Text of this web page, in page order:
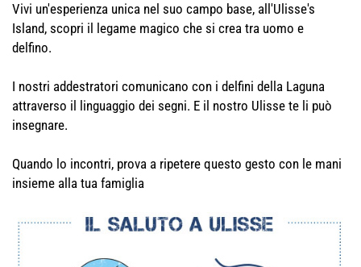
Vivi un'esperienza unica nel suo campo base, all'Ulisse's
Island, scopri il legame magico che si crea tra uomo e
delfino.
I nostri addestratori comunicano con i delfini della Laguna
attraverso il linguaggio dei segni. E il nostro Ulisse te li può
insegnare.
Quando lo incontri, prova a ripetere questo gesto con le mani
insieme alla tua famiglia